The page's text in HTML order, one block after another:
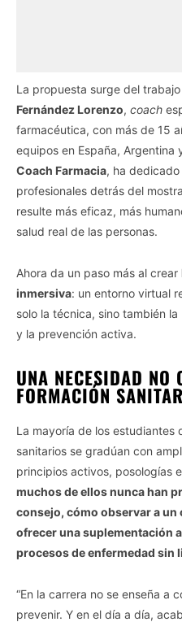
La propuesta surge del
Fernández Lorenzo, coach
farmacéutica, con más de 15
equipos en España, Argentina
Coach Farmacia, ha
profesionales detrás del
resulte más eficaz, más
salud real de las personas.
Ahora da un paso más al crear
inmersiva: un entorno virtual
solo la técnica, sino también
y la prevención activa.
UNA NECESIDAD NO
FORMACIÓN
La mayoría de los estudiantes
sanitarios se gradúan con
principios activos, posologías
muchos de ellos nunca han
consejo, cómo observar a
ofrecer una suplementación
procesos de enfermedad sin
“En la carrera no se enseña a
prevenir. Y en el día a día,